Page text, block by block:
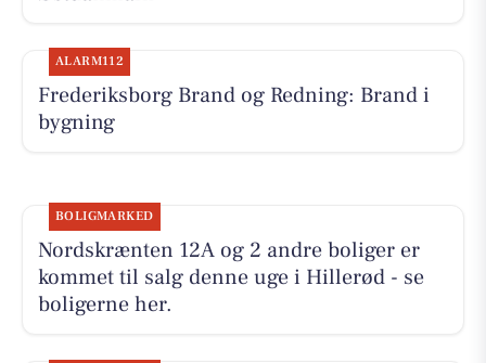
ALARM112
Frederiksborg Brand og Redning: Brand i
bygning
BOLIGMARKED
Nordskrænten 12A og 2 andre boliger er
kommet til salg denne uge i Hillerød - se
boligerne her.